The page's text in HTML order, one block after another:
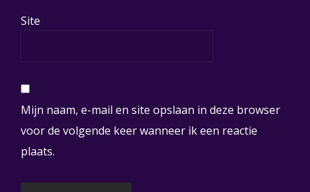
Site
Mijn naam, e-mail en site opslaan in deze browser
voor de volgende keer wanneer ik een reactie
plaats.